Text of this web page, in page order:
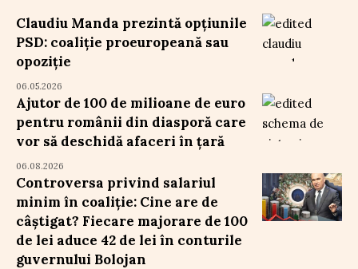
Claudiu Manda prezintă opțiunile
PSD: coaliție proeuropeană sau
opoziție
06.05.2026
Ajutor de 100 de milioane de euro
pentru românii din diasporă care
vor să deschidă afaceri în țară
06.08.2026
Controversa privind salariul
minim în coaliție: Cine are de
câștigat? Fiecare majorare de 100
de lei aduce 42 de lei în conturile
guvernului Bolojan